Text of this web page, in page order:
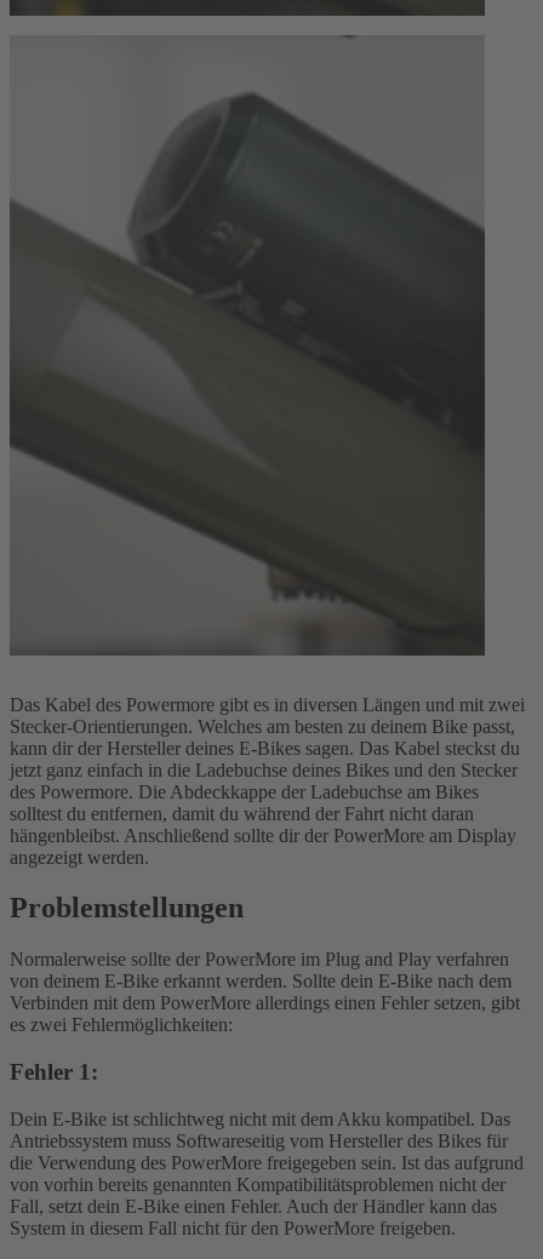
Das Kabel des Powermore gibt es in diversen Längen und mit zwei
Stecker-Orientierungen. Welches am besten zu deinem Bike passt,
kann dir der Hersteller deines E-Bikes sagen. Das Kabel steckst du
jetzt ganz einfach in die Ladebuchse deines Bikes und den Stecker
des Powermore. Die Abdeckkappe der Ladebuchse am Bikes
solltest du entfernen, damit du während der Fahrt nicht daran
hängenbleibst. Anschließend sollte dir der PowerMore am Display
angezeigt werden.
Problemstellungen
Normalerweise sollte der PowerMore im Plug and Play verfahren
von deinem E-Bike erkannt werden. Sollte dein E-Bike nach dem
Verbinden mit dem PowerMore allerdings einen Fehler setzen, gibt
es zwei Fehlermöglichkeiten:
Fehler 1:
Dein E-Bike ist schlichtweg nicht mit dem Akku kompatibel. Das
Antriebssystem muss Softwareseitig vom Hersteller des Bikes für
die Verwendung des PowerMore freigegeben sein. Ist das aufgrund
von vorhin bereits genannten Kompatibilitätsproblemen nicht der
Fall, setzt dein E-Bike einen Fehler. Auch der Händler kann das
System in diesem Fall nicht für den PowerMore freigeben.